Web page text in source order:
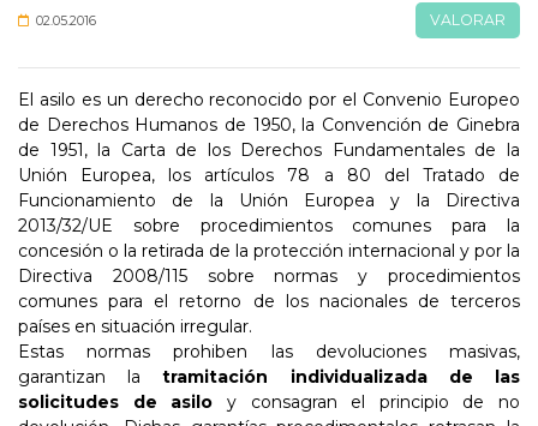
02.05.2016 VALORAR
El asilo es un derecho reconocido por el Convenio Europeo
de Derechos Humanos de 1950, la Convención de Ginebra
de 1951, la Carta de los Derechos Fundamentales de la
Unión Europea, los artículos 78 a 80 del Tratado de
Funcionamiento de la Unión Europea y la Directiva
2013/32/UE sobre procedimientos comunes para la
concesión o la retirada de la protección internacional y por la
Directiva 2008/115 sobre normas y procedimientos
comunes para el retorno de los nacionales de terceros
países en situación irregular.
Estas normas prohiben las devoluciones masivas,
garantizan la tramitación individualizada de las
solicitudes de asilo y consagran el principio de no